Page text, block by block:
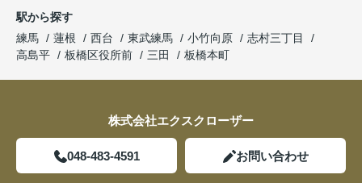
駅から探す
練馬
蓮根 西台 東武練馬 小竹向原
志村三丁目
高島平
板橋区役所前 三田 板橋本町
株式会社エクスクローザー
048-483-4591 お問い合わせ